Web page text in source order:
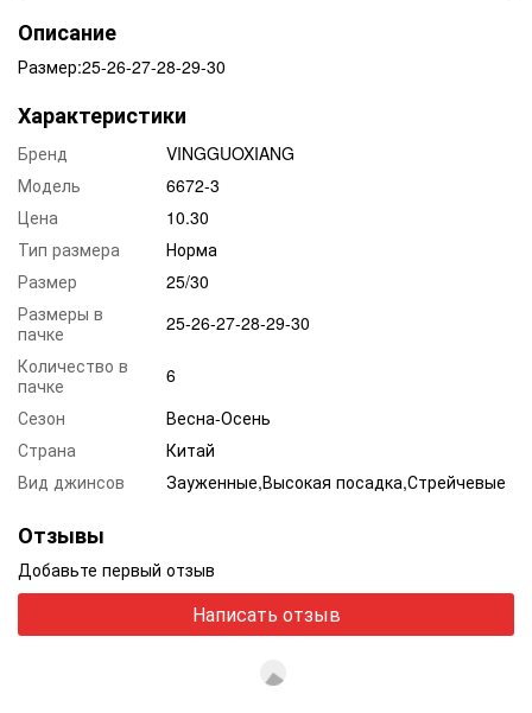
Описание
Размер:25-26-27-28-29-30
Характеристики
Бренд
VINGGUOXIANG
Модель
6672-3
Цена
10.30
Тип размера
Норма
Размер
25/30
Размеры в
пачке
25-26-27-28-29-30
Количество в
пачке
6
Сезон
Весна-Осень
Страна
Китай
Вид джинсов
Зауженные,Высокая посадка,Стрейчевые
Отзывы
Добавьте первый отзыв
Написать отзыв